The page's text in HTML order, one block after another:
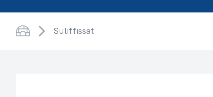
Suliffissat